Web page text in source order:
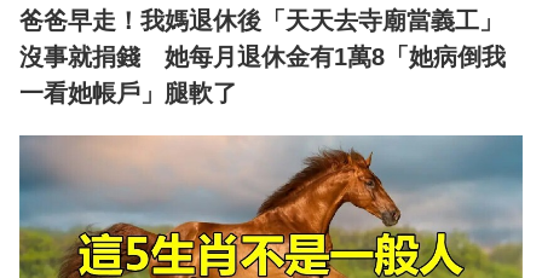
爸爸早走！我媽退休後「天天去寺廟當義工」
沒事就捐錢 她每月退休金有1萬8「她病倒我
一看她帳戶」腿軟了